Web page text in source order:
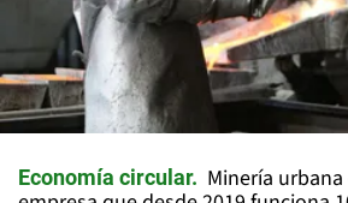
Economía circular
Minería